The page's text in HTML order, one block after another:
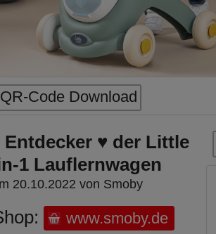
QR-Code Download
Entdecker ♥ der Little
1 Lauflernwagen
20.10.2022 von Smoby
www.smoby.de